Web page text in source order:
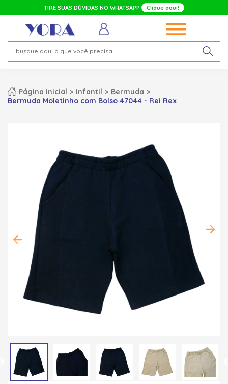
TIRE SUAS DÚVIDAS NO WHATSAPP Clique aqui!
Página inicial Infantil
Bermuda
Bermuda Moletinho com Bolso 47044 - Rei Rex